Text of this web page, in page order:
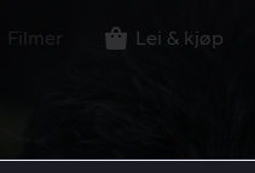
Filmer Lei & kjøp